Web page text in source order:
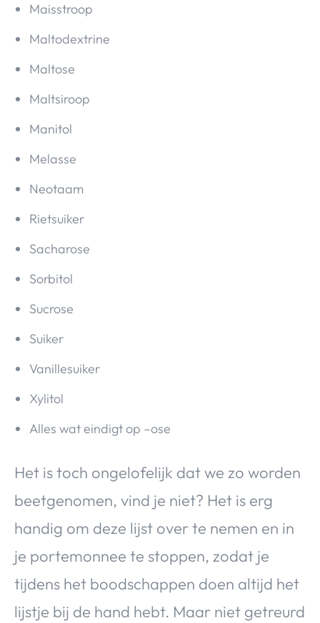
Maisstroop
Maltodextrine
Maltose
Maltsiroop
Manitol
Melasse
Neotaam
Rietsuiker
Sacharose
Sorbitol
Sucrose
Suiker
Vanillesuiker
Xylitol
Alles wat eindigt op –ose
Het is toch ongelofelijk dat we zo worden
beetgenomen, vind je niet? Het is erg
handig om deze lijst over te nemen en in
je portemonnee te stoppen, zodat je
tijdens het boodschappen doen altijd het
lijstje bij de hand hebt. Maar niet getreurd